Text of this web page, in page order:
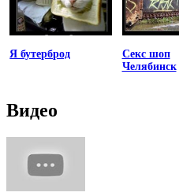
Я бутерброд
Секс шоп
Челябинск
Видео